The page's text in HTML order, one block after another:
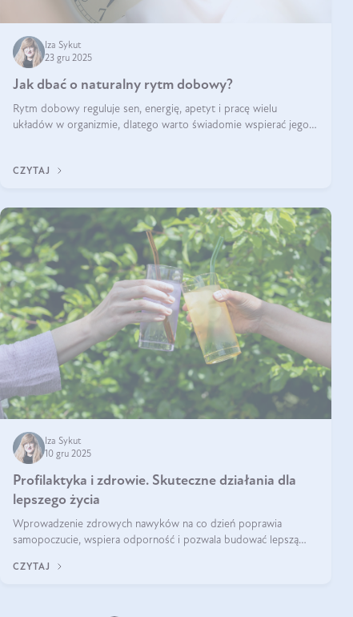
Iza Sykut
23 gru 2025
Jak dbać o naturalny rytm dobowy?
Rytm dobowy reguluje sen, energię, apetyt i pracę wielu
układów w organizmie, dlatego warto świadomie wspierać jego
CZYTAJ
Iza Sykut
10 gru 2025
Profilaktyka i zdrowie. Skuteczne działania dla
lepszego życia
Wprowadzenie zdrowych nawyków na co dzień poprawia
samopoczucie, wspiera odporność i pozwala budować lepszą
CZYTAJ